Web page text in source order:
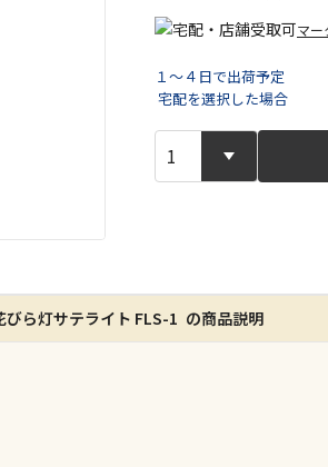
マー
※同時購入の
１～４日で出荷予定
宅配を選択した場合
びら灯サテライト FLS-1 の商品説明